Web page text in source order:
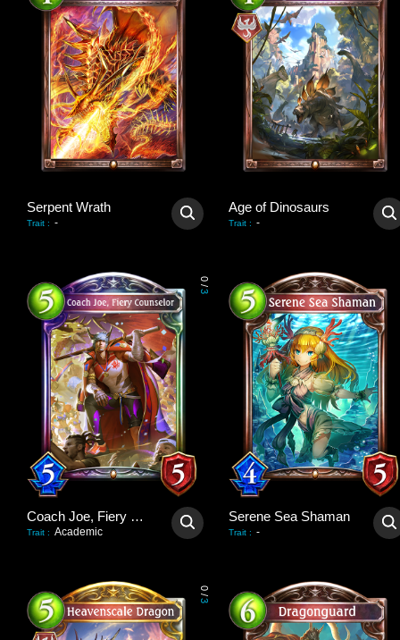
Serpent Wrath
Trait : -
Age of Dinosaurs
Trait : -
0
/
3
Coach Joe, Fiery Counselor
Trait : Academic
Serene Sea Shaman
Trait : -
0
/
3